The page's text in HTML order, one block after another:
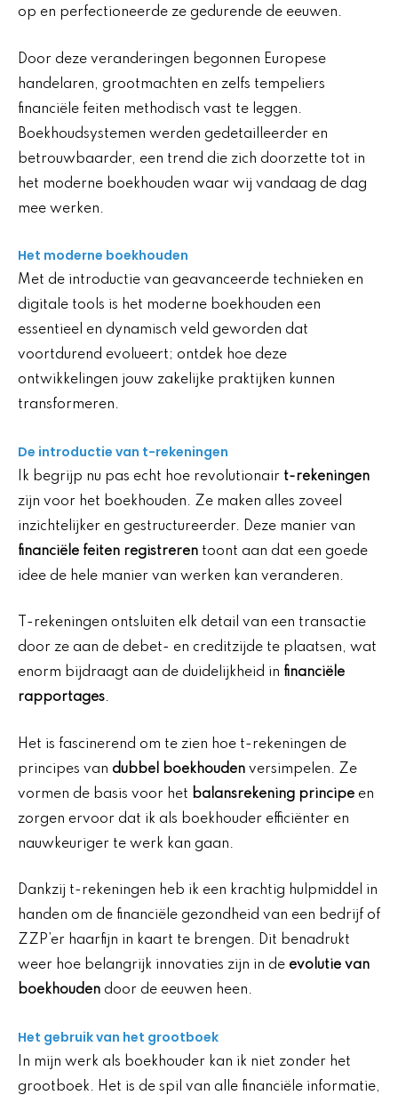
op en perfectioneerde ze gedurende de eeuwen.
Door deze veranderingen begonnen Europese
handelaren, grootmachten en zelfs tempeliers
financiële feiten methodisch vast te leggen.
Boekhoudsystemen werden gedetailleerder en
betrouwbaarder, een trend die zich doorzette tot in
het moderne boekhouden waar wij vandaag de dag
mee werken.
Het moderne boekhouden
Met de introductie van geavanceerde technieken en
digitale tools is het moderne boekhouden een
essentieel en dynamisch veld geworden dat
voortdurend evolueert; ontdek hoe deze
ontwikkelingen jouw zakelijke praktijken kunnen
transformeren.
De introductie van t-rekeningen
Ik begrijp nu pas echt hoe revolutionair t-rekeningen
zijn voor het boekhouden. Ze maken alles zoveel
inzichtelijker en gestructureerder. Deze manier van
financiële feiten registreren toont aan dat een goede
idee de hele manier van werken kan veranderen.
T-rekeningen ontsluiten elk detail van een transactie
door ze aan de debet- en creditzijde te plaatsen, wat
enorm bijdraagt aan de duidelijkheid in financiële
rapportages.
Het is fascinerend om te zien hoe t-rekeningen de
principes van dubbel boekhouden versimpelen. Ze
vormen de basis voor het balansrekening principe en
zorgen ervoor dat ik als boekhouder efficiënter en
nauwkeuriger te werk kan gaan.
Dankzij t-rekeningen heb ik een krachtig hulpmiddel in
handen om de financiële gezondheid van een bedrijf of
ZZP’er haarfijn in kaart te brengen. Dit benadrukt
weer hoe belangrijk innovaties zijn in de evolutie van
boekhouden door de eeuwen heen.
Het gebruik van het grootboek
In mijn werk als boekhouder kan ik niet zonder het
grootboek. Het is de spil van alle financiële informatie,